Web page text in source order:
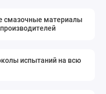
смазочные материалы
испытаний на всю